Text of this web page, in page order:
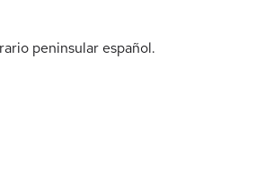
peninsular español.